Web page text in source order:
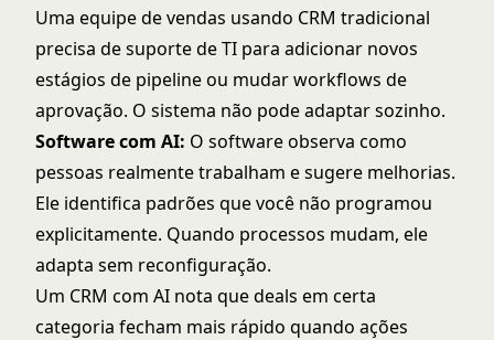
Uma equipe de vendas usando CRM tradicional
precisa de suporte de TI para adicionar novos
estágios de pipeline ou mudar workflows de
aprovação. O sistema não pode adaptar sozinho.
Software com AI: O software observa como
pessoas realmente trabalham e sugere melhorias.
Ele identifica padrões que você não programou
explicitamente. Quando processos mudam, ele
adapta sem reconfiguração.
Um CRM com AI nota que deals em certa
categoria fecham mais rápido quando ações